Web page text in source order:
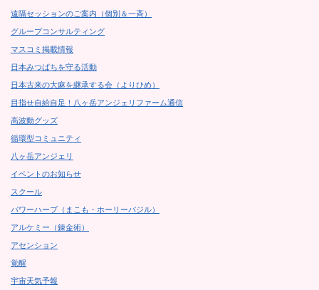
遠隔セッションのご案内（個別＆一斉）
グループコンサルティング
マスコミ掲載情報
日本みつばちを守る活動
日本古来の大麻を継承する会（よりひめ）
目指せ自給自足！八ヶ岳アンジェリファーム通信
高波動グッズ
循環型コミュニティ
八ヶ岳アンジェリ
イベントのお知らせ
スクール
パワーハーブ（まこも・ホーリーバジル）
アルケミー（錬金術）
アセンション
覚醒
宇宙天気予報